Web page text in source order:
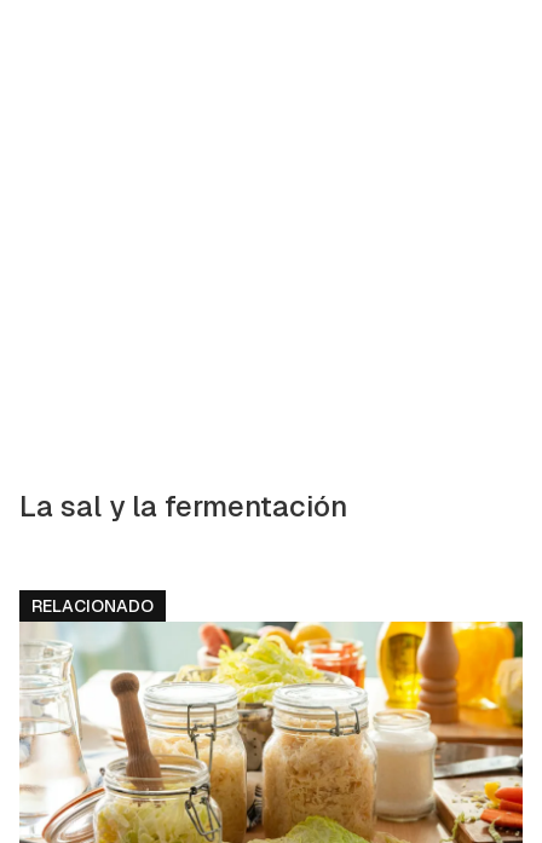
La sal y la fermentación
RELACIONADO